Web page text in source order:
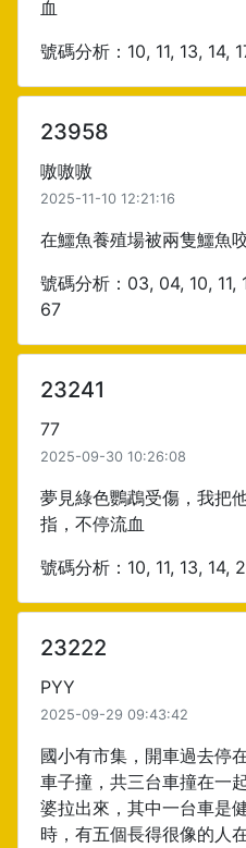
血
號碼分析：10, 11, 13, 14,
23958
嗷嗷嗷
2025-11-10 12:21:16
在鱷魚養殖場被兩隻鱷魚
號碼分析：03, 04, 10, 11,
67
23241
77
2025-09-30 10:26:08
夢見綠色鸚鵡受傷，我把
指，不停流血
號碼分析：10, 11, 13, 14,
23222
PYY
2025-09-29 09:43:42
國小有市集，開車過去停
車子撞，共三台車撞在一
婆拉出來，其中一台車是
時，有五個長得很像的人